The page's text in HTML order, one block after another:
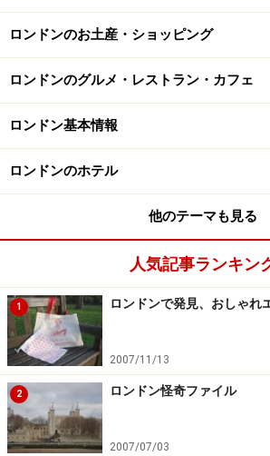
■2階以上（Upper Floors）
古代エジプト
古代ギリシャ／ローマ
中東
館内の案内図はグレートコートで
ド）。また、大英博物館ウェブサイト
プリントアウトできる
ロードできるようになっています。
※記事内容は執筆時点のものです。最新の内
い。
※海外を訪れる際には最新情報の入手に努め
ホームページ」を確認するなど、安全確保
ロンドンのお土産・ショッピング
ロンドンのグルメ・レストラン・カフェ
ロンドン基本情報
ロンドンのホテル
他のテーマも見る
人気記事ランキン
1 ロンドンで発見、おしゃれ
2007/11/13
2 ロンドン怪奇ファイル
2007/07/03